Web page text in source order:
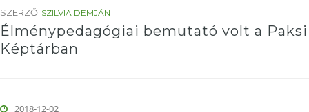
SZERZŐ SZILVIA DEMJÁN
Élménypedagógiai bemutató volt a Paksi
Képtárban
2018-12-02